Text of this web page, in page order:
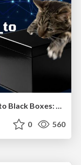
Jamie Indigo - Trashchat’s Guide to Black Boxes: Technical SEO Tactics for LLMs
0 560